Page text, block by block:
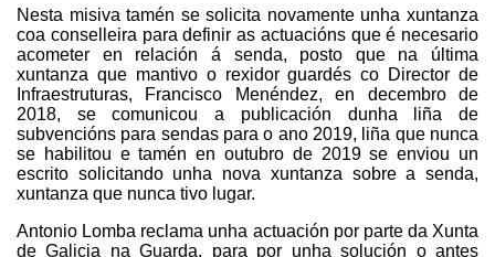
Nesta misiva tamén se solicita novamente unha xuntanza
coa conselleira para definir as actuacións que é necesario
acometer en relación á senda, posto que na última
xuntanza que mantivo o rexidor guardés co Director de
Infraestruturas, Francisco Menéndez, en decembro de
2018, se comunicou a publicación dunha liña de
subvencións para sendas para o ano 2019, liña que nunca
se habilitou e tamén en outubro de 2019 se enviou un
escrito solicitando unha nova xuntanza sobre a senda,
xuntanza que nunca tivo lugar.
Antonio Lomba reclama unha actuación por parte da Xunta
de Galicia na Guarda, para por unha solución o antes